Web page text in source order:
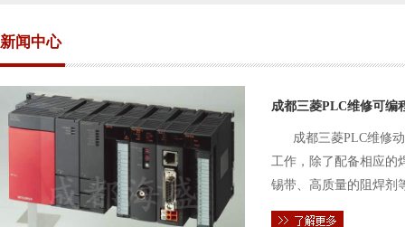
新闻中心
成都三菱PLC维修可编
成都三菱PLC维修
工作，除了配备相应的
锡带、高质量的阻焊剂
件的电路及通信电缆。